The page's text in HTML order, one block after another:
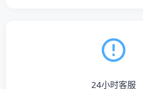
24小时客服